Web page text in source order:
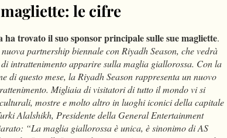
le cifre
ha trovato il suo sponsor principale sulle sue magliette.
partnership biennale con Riyadh Season, che vedrà
intrattenimento apparire sulla maglia giallorossa. Con la
di questo mese, la Riyadh Season rappresenta un nuovo
Migliaia di visitatori di tutto il mondo vi si
mostre e molto altro in luoghi iconici della capitale
Alalshikh, Presidente della General Entertainment
“La maglia giallorossa è unica, è sinonimo di AS